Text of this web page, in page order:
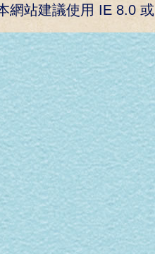
網站建議使用 IE 8.0